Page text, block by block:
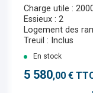
Charge utile :
Essieux : 2
Logement des
Treuil : Inclus
En stock
5 580,00 €